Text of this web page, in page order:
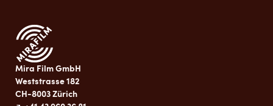
Mira Film GmbH
Weststrasse 182
CH-8003 Zürich